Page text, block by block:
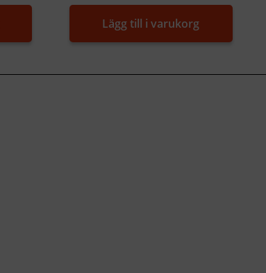
Lägg till i varukorg